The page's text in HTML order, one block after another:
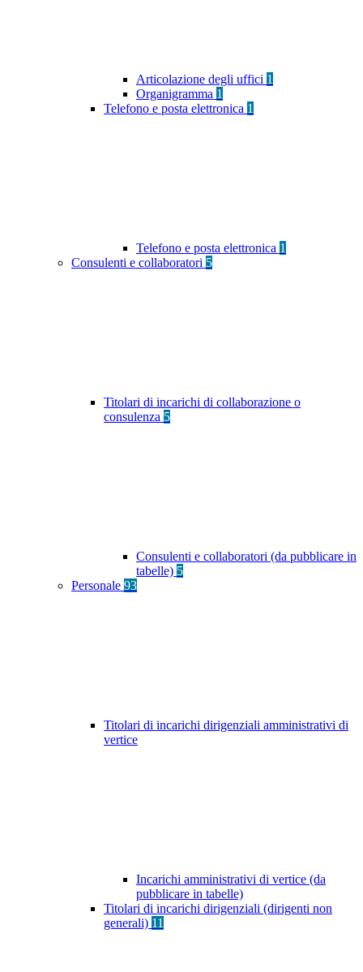
Articolazione degli uffici 1
Organigramma 1
Telefono e posta elettronica 1
Telefono e posta elettronica 1
Consulenti e collaboratori 5
Titolari di incarichi di collaborazione o
consulenza 5
Consulenti e collaboratori (da pubblicare in
tabelle) 5
Personale 93
Titolari di incarichi dirigenziali amministrativi di
vertice
Incarichi amministrativi di vertice (da
pubblicare in tabelle)
Titolari di incarichi dirigenziali (dirigenti non
generali) 11